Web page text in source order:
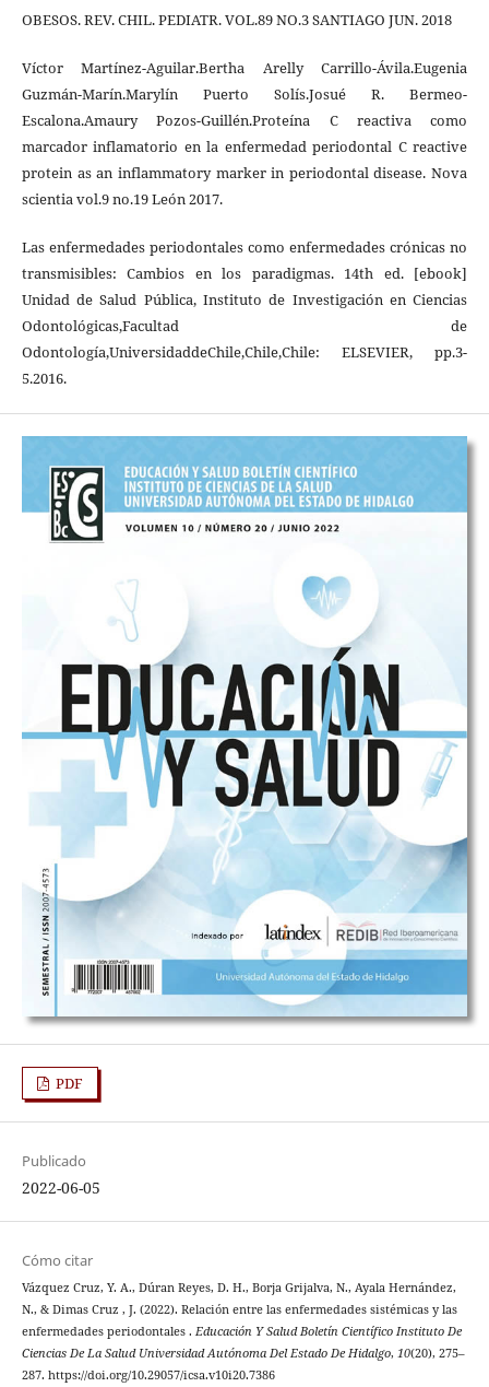
OBESOS. REV. CHIL. PEDIATR. VOL.89 NO.3 SANTIAGO JUN. 2018
Víctor Martínez-Aguilar.Bertha Arelly Carrillo-Ávila.Eugenia
Guzmán-Marín.Marylín Puerto Solís.Josué R. Bermeo-
Escalona.Amaury Pozos-Guillén.Proteína C reactiva como
marcador inflamatorio en la enfermedad periodontal C reactive
protein as an inflammatory marker in periodontal disease. Nova
scientia vol.9 no.19 León 2017.
Las enfermedades periodontales como enfermedades crónicas no
transmisibles: Cambios en los paradigmas. 14th ed. [ebook]
Unidad de Salud Pública, Instituto de Investigación en Ciencias
Odontológicas,Facultad de
Odontología,UniversidaddeChile,Chile,Chile: ELSEVIER, pp.3-
5.2016.
PDF
Publicado
2022-06-05
Cómo citar
Vázquez Cruz, Y. A., Dúran Reyes, D. H., Borja Grijalva, N., Ayala Hernández,
N., & Dimas Cruz , J. (2022). Relación entre las enfermedades sistémicas y las
enfermedades periodontales . Educación Y Salud Boletín Científico Instituto De
Ciencias De La Salud Universidad Autónoma Del Estado De Hidalgo, 10(20), 275–
287. https://doi.org/10.29057/icsa.v10i20.7386